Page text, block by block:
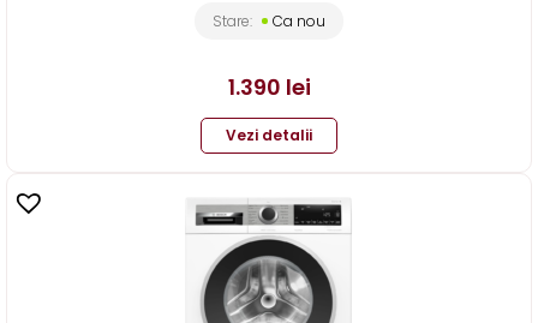
Stare: Ca nou
1.390 lei
Vezi detalii